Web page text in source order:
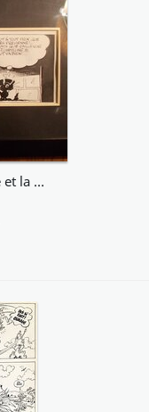
Sibylline n° 1, « Sibylline et la Betterave », 1965, planche 7, premier strip.